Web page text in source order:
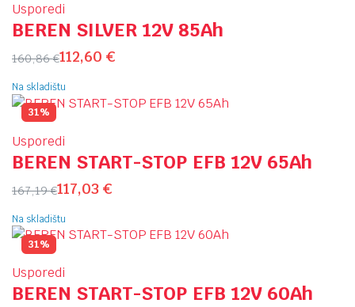
Usporedi
BEREN SILVER 12V 85Ah
160,86€112,60 €
Na skladištu
31%
Usporedi
BEREN START-STOP EFB 12V 65Ah
167,19€117,03 €
Na skladištu
31%
Usporedi
BEREN START-STOP EFB 12V 60Ah